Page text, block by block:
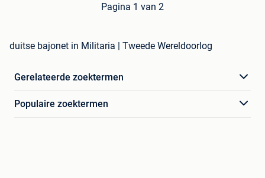
Pagina 1 van 2
duitse bajonet in Militaria | Tweede Wereldoorlog
Gerelateerde zoektermen
Populaire zoektermen